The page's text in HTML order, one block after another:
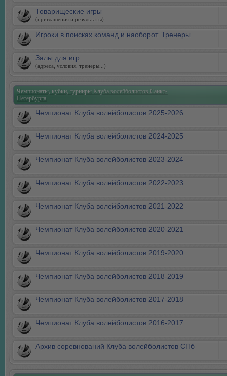
Товарищеские игры
(приглашения и результаты)
Игроки в поисках команд и наоборот. Тренеры
Залы для игр
(адреса, условия, тренеры...)
Чемпионаты, кубки, турниры Клуба волейболистов Санкт-
Петербурга
Чемпионат Клуба волейболистов 2025-2026
Чемпионат Клуба волейболистов 2024-2025
Чемпионат Клуба волейболистов 2023-2024
Чемпионат Клуба волейболистов 2022-2023
Чемпионат Клуба волейболистов 2021-2022
Чемпионат Клуба волейболистов 2020-2021
Чемпионат Клуба волейболистов 2019-2020
Чемпионат Клуба волейболистов 2018-2019
Чемпионат Клуба волейболистов 2017-2018
Чемпионат Клуба волейболистов 2016-2017
Архив соревнований Клуба волейболистов СПб